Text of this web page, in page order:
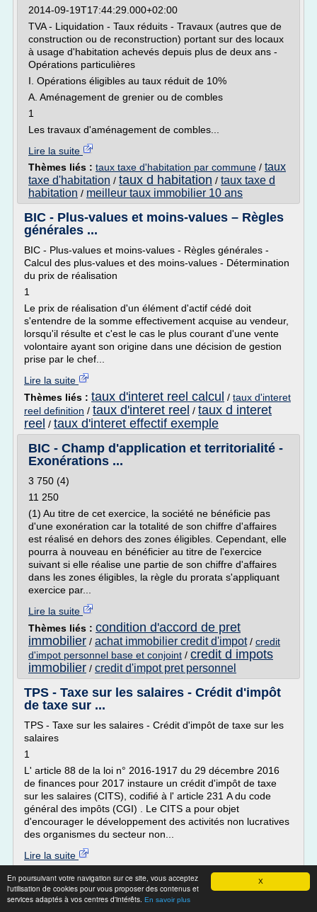
X
En poursuivant votre navigation sur ce site, vous acceptez
l'utilisation de cookies pour vous proposer des contenus et
services adaptés à vos centres d'intérêts. En savoir plus
2014-09-19T17:44:29.000+02:00
TVA - Liquidation - Taux réduits - Travaux (autres que de
construction ou de reconstruction) portant sur des locaux
à usage d'habitation achevés depuis plus de deux ans -
Opérations particulières
I. Opérations éligibles au taux réduit de 10%
A. Aménagement de grenier ou de combles
1
Les travaux d'aménagement de combles...
Lire la suite
Thèmes liés : taux taxe d'habitation par commune / taux
taxe d'habitation / taux d habitation / taux taxe d
habitation / meilleur taux immobilier 10 ans
BIC - Plus-values et moins-values – Règles
générales ...
BIC - Plus-values et moins-values - Règles générales -
Calcul des plus-values et des moins-values - Détermination
du prix de réalisation
1
Le prix de réalisation d'un élément d'actif cédé doit
s'entendre de la somme effectivement acquise au vendeur,
lorsqu'il résulte et c'est le cas le plus courant d'une vente
volontaire ayant son origine dans une décision de gestion
prise par le chef...
Lire la suite
Thèmes liés : taux d'interet reel calcul / taux d'interet
reel definition / taux d'interet reel / taux d interet
reel / taux d'interet effectif exemple
BIC - Champ d'application et territorialité -
Exonérations ...
3 750 (4)
11 250
(1) Au titre de cet exercice, la société ne bénéficie pas
d'une exonération car la totalité de son chiffre d'affaires
est réalisé en dehors des zones éligibles. Cependant, elle
pourra à nouveau en bénéficier au titre de l'exercice
suivant si elle réalise une partie de son chiffre d'affaires
dans les zones éligibles, la règle du prorata s'appliquant
exercice par...
Lire la suite
Thèmes liés : condition d'accord de pret
immobilier / achat immobilier credit d'impot/ credit
d'impot personnel base et conjoint / credit d impots
immobilier / credit d'impot pret personnel
TPS - Taxe sur les salaires - Crédit d'impôt
de taxe sur ...
TPS - Taxe sur les salaires - Crédit d'impôt de taxe sur les
salaires
1
L' article 88 de la loi n° 2016-1917 du 29 décembre 2016
de finances pour 2017 instaure un crédit d'impôt de taxe
sur les salaires (CITS), codifié à l' article 231 A du code
général des impôts (CGI) . Le CITS a pour objet
d'encourager le développement des activités non lucratives
des organismes du secteur non...
Lire la suite
credit d'impot personnel de base 2016/
credit d'impot personnel de base/credit d'impot
personnel 2016/credit d'impot personnel